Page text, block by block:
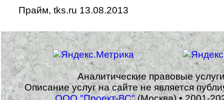
Прайм, tks.ru 13.08.2013
Аналитические правовые
Описание услуг на сайте не является